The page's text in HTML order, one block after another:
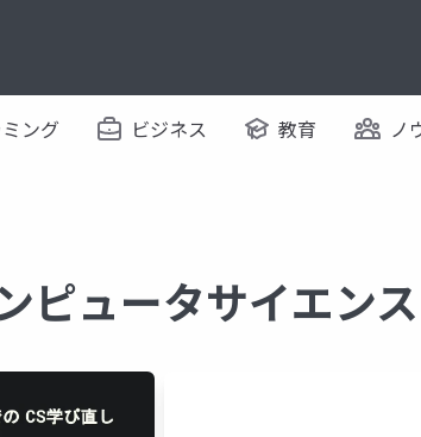
ング ビジネス 教育 ノ
ピュータサイエン